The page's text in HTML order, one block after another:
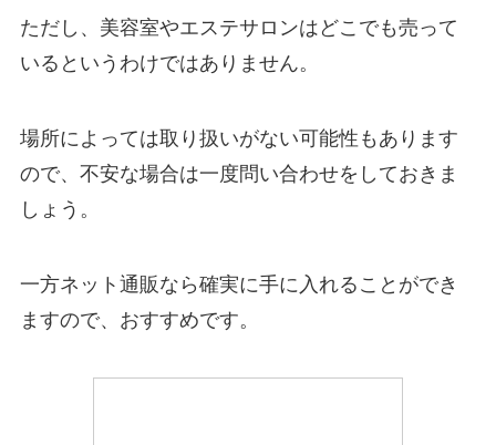
ただし、美容室やエステサロンはどこでも売って
いるというわけではありません。
場所によっては取り扱いがない可能性もあります
ので、不安な場合は一度問い合わせをしておきま
しょう。
一方ネット通販なら確実に手に入れることができ
ますので、おすすめです。